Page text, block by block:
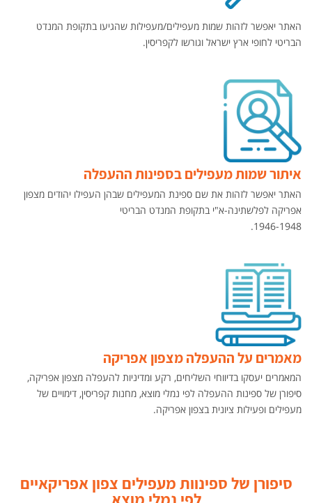
האתר יאפשר לזהות שמות מעפילים/מעפילות שהגיעו בתקופת המנדט
הבריטי לחופי ארץ ישראל וגורשו לקפריסין.
איתור שמות מעפילים בספינות ההעפלה
האתר יאפשר לזהות את שם ספינת המעפילים שבהן העפילו יהודים מצפון
אפריקה לפלשתינה-א"י בתקופת המנדט הבריטי
1946-1948.
מאמרים על ההעפלה מצפון אפריקה
המאמרים יעסקו בדיווחי השליחים, רקע ומדיניות להעפלה מצפון אפריקה,
סיפורן של ספינות ההעפלה לפי נמלי מוצא, מחנות קפריסין, דימויים של
מעפילים ופעילות ציונית בצפון אפריקה.
סיפורן של ספינוות מעפילים צפון אפריקאיים